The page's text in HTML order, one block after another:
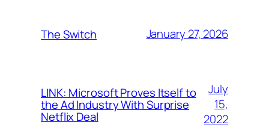
The Switch January 27, 2026
LINK: Microsoft Proves Itself to
the Ad Industry With Surprise
Netflix Deal
July
15,
2022